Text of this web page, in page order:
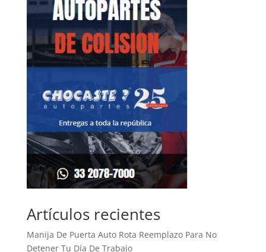
Artículos recientes
Manija De Puerta Auto Rota Reemplazo Para No
Detener Tu Día De Trabajo